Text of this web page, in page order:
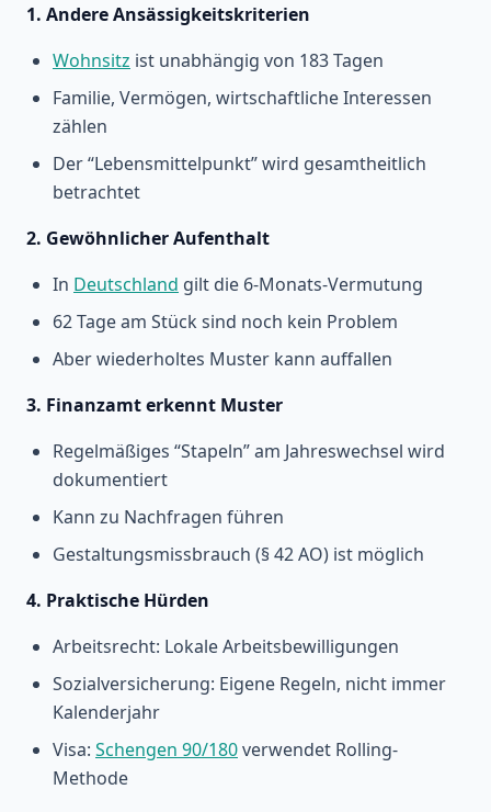
1. Andere Ansässigkeitskriterien
Wohnsitz ist unabhängig von 183 Tagen
Familie, Vermögen, wirtschaftliche Interessen
zählen
Der “Lebensmittelpunkt” wird gesamtheitlich
betrachtet
2. Gewöhnlicher Aufenthalt
In Deutschland gilt die 6-Monats-Vermutung
62 Tage am Stück sind noch kein Problem
Aber wiederholtes Muster kann auffallen
3. Finanzamt erkennt Muster
Regelmäßiges “Stapeln” am Jahreswechsel wird
dokumentiert
Kann zu Nachfragen führen
Gestaltungsmissbrauch (§ 42 AO) ist möglich
4. Praktische Hürden
Arbeitsrecht: Lokale Arbeitsbewilligungen
Sozialversicherung: Eigene Regeln, nicht immer
Kalenderjahr
Visa: Schengen 90/180verwendet Rolling-
Methode